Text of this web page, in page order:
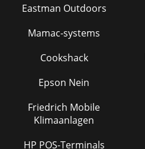
Eastman Outdoors
Mamac-systems
Cookshack
Epson Nein
Friedrich Mobile
Klimaanlagen
HP POS-Terminals